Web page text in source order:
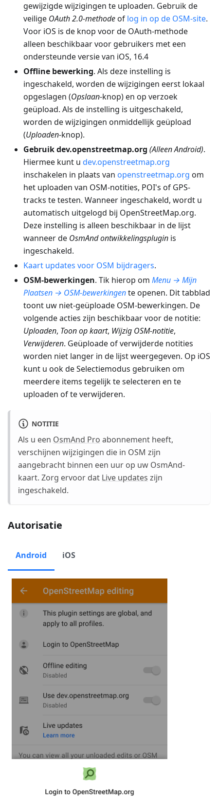
gewijzigde wijzigingen te uploaden. Gebruik de
veilige OAuth 2.0-methodeof log in op de OSM-site.
Voor iOS is de knop voor de OAuth-methode
alleen beschikbaar voor gebruikers met een
ondersteunde versie van iOS, 16.4
Offline bewerking. Als deze instelling is
ingeschakeld, worden de wijzigingen eerst lokaal
opgeslagen (Opslaan-knop) en op verzoek
geüpload. Als de instelling is uitgeschakeld,
worden de wijzigingen onmiddellijk geüpload
(Uploaden-knop).
Gebruik dev.openstreetmap.org (Alleen Android).
Hiermee kunt u dev.openstreetmap.org
inschakelen in plaats van openstreetmap.org om
het uploaden van OSM-notities, POI's of GPS-
tracks te testen. Wanneer ingeschakeld, wordt u
automatisch uitgelogd bij OpenStreetMap.org.
Deze instelling is alleen beschikbaar in de lijst
wanneer de OsmAnd ontwikkelingsplugin is
ingeschakeld.
Kaart updates voor OSM bijdragers.
OSM-bewerkingen. Tik hierop om Menu → Mijn
Plaatsen → OSM-bewerkingente openen. Dit tabblad
toont uw niet-geüploade OSM-bewerkingen. De
volgende acties zijn beschikbaar voor de notitie:
Uploaden, Toon op kaart, Wijzig OSM-notitie,
Verwijderen. Geüploade of verwijderde notities
worden niet langer in de lijst weergegeven. Op iOS
kunt u ook de Selectiemodus gebruiken om
meerdere items tegelijk te selecteren en te
uploaden of te verwijderen.
NOTITIE
Als u een OsmAnd Pro abonnement heeft,
verschijnen wijzigingen die in OSM zijn
aangebracht binnen een uur op uw OsmAnd-
kaart. Zorg ervoor dat Live updates zijn
ingeschakeld.
Autorisatie
Android iOS